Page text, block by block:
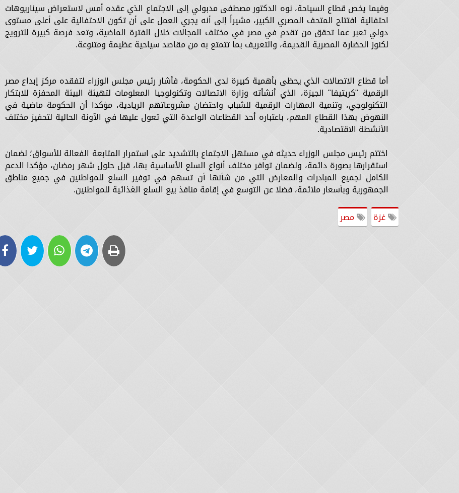
وفيما يخص قطاع السياحة، نوه الدكتور مصطفى مدبولي إلى الاجتماع الذي عقده أمس لاستعراض سيناريوهات
احتفالية افتتاح المتحف المصري الكبير، مشيراً إلى أنه يجري العمل على أن تكون الاحتفالية على أعلى مستوى
دولي تعبر عما تحقق من تقدم في مصر في مختلف المجالات خلال الفترة الماضية، وتعد فرصة كبيرة للترويج
لكنوز الحضارة المصرية القديمة، والتعريف بما تتمتع به من مقاصد سياحية عظيمة ومتنوعة.
أما قطاع الاتصالات الذي يحظى بأهمية كبيرة لدى الحكومة، فأشار رئيس مجلس الوزراء لتفقده مركز إبداع مصر
الرقمية "كريتيفا" الجيزة، الذي أنشأته وزارة الاتصالات وتكنولوجيا المعلومات لتهيئة البيئة المحفزة للابتكار
التكنولوجي، وتنمية المهارات الرقمية للشباب واحتضان مشروعاتهم الريادية، مؤكدا أن الحكومة ماضية في
النهوض بهذا القطاع المهم، باعتباره أحد القطاعات الواعدة التي تعول عليها في الآونة الحالية لتحفيز مختلف
الأنشطة الاقتصادية.
اختتم رئيس مجلس الوزراء حديثه في مستهل الاجتماع بالتشديد على استمرار المتابعة الفعالة للأسواق؛ لضمان
استقرارها بصورة دائمة، ولضمان توافر مختلف أنواع السلع الأساسية بها، قبل حلول شهر رمضان، مؤكدا الدعم
الكامل لجميع المبادرات والمعارض التي من شأنها أن تسهم في توفير السلع للمواطنين في جميع مناطق
الجمهورية وبأسعار ملائمة، فضلا عن التوسع في إقامة منافذ بيع السلع الغذائية للمواطنين.
غزة
مصر